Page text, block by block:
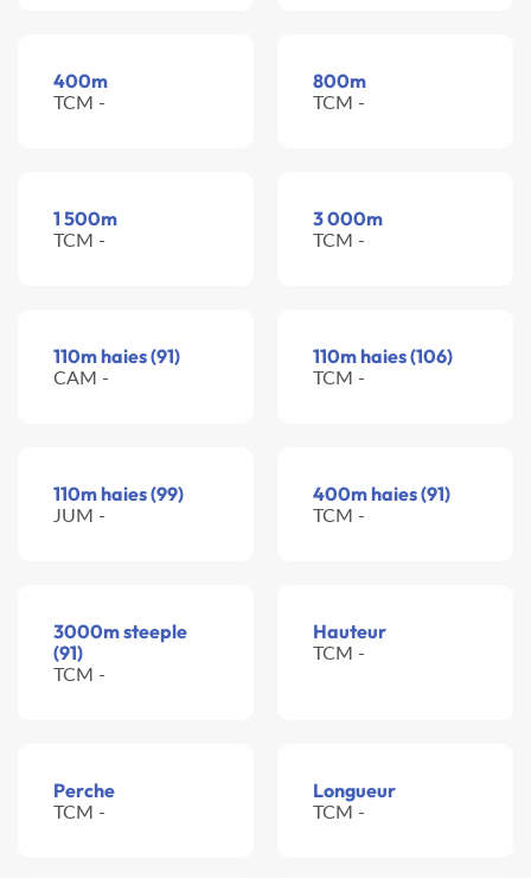
400m
TCM -
800m
TCM -
1 500m
TCM -
3 000m
TCM -
110m haies (91)
CAM -
110m haies (106)
TCM -
110m haies (99)
JUM -
400m haies (91)
TCM -
3000m steeple
(91)
TCM -
Hauteur
TCM -
Perche
TCM -
Longueur
TCM -